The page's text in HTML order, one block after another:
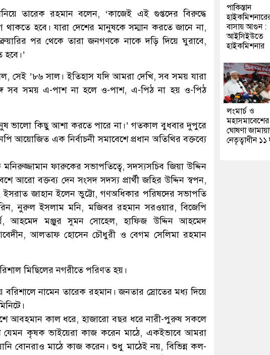
তারেক রহমান বলেন, ‘কাজেই এই গুপ্তদের বিরুদ্ধে
হবে। যারা দেশের মানুষকে সম্মান করতে জানে না,
পর থেকে তারা জনগণকে নাকে দড়ি দিয়ে ঘুরাবে,
হবে।’
সেই ’৮৬ সাল। ইতিহাস যদি আমরা দেখি, সব সময় যারা
সব সময় এ-পাশ না হলে ও-পাশ, এ-পিঠ না হয় ও-পিঠ
ভালো কিছু আশা করতে পারে না।’ গতকাল বুধবার দুপুরে
আয়োজিত এক নির্বাচনী সমাবেশে প্রধান অতিথির বক্তব্যে
ফারুকের সভাপতিত্বে, সদস্যসচিব জিয়া উদ্দিন
আরো বক্তব্য দেন সংসদ সদস্য প্রার্থী জহির উদ্দিন স্বপন,
জাহান ইলেন ভুট্টো, গণঅধিকার পরিষদের সভাপতি
নুরুল ইসলাম মনি, মজিবর রহমান সরওয়ার, বিজেপি
আহমেদ মঞ্জুর সুমন সোহেল, হাফিজ উদ্দিন আহমেদ
আলতাফ হোসেন চৌধুরী ও বেগম সেলিমা রহমান
মিছিলের নগরীতে পরিণত হয়।
বরিশালে নামেন তারেক রহমান। জনতার স্রোতের মধ্য দিয়ে
আবহমান কাল ধরে, হাজারো বছর ধরে নারী-পুরুষ সকলে
যেমন কৃষক ভাইয়েরা কাজ করেন মাঠে, একইভাবে আমরা
বোনরাও মাঠে কাজ করেন। শুধু মাঠেই নয়, বিভিন্ন কল-
পাকিস্তান
বাসায় আগুন :
আইসিইউতে
হাইকমিশনার
লংমার্চ ও
মহাসমাবেশের
ঘোষণা
নেতৃত্বাধীন